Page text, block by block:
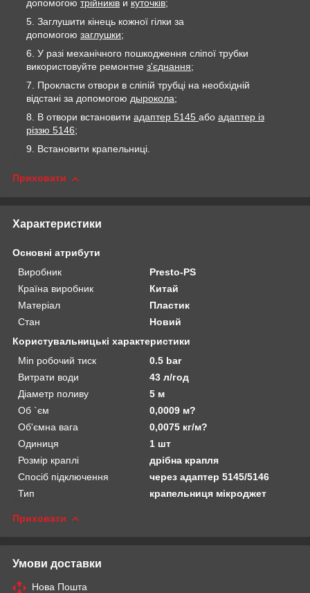
допомогою трійників и куточків;
Заглушити кінець кожної гілки за
допомогою заглушки;
У разі механічного пошкодження сліпої трубки
використовуйте ремонтне з'єднання;
Прокласти отвори в сліпій трубці на необхідній
відстані за допомогою дырокола;
В отвори встановити адаптер 5145 або адаптер із
різзю 5146;
Встановити крапельниці.
Приховати
Характеристики
Основні атрибути
Виробник
Presto-PS
Країна виробник
Китай
Матеріал
Пластик
Стан
Новий
Користувальницькі характеристики
Min робочий тиск
0.5 bar
Витрати води
43 л/год
Діаметр поливу
5 м
Об `єм
0,0009 м?
Об'ємна вага
0,0075 кг/м?
Одиниця
1 шт
Розмір краплі
дрібна крапля
Спосіб підключення
через адаптер 5145/5146
Тип
крапельниця мікроджет
Приховати
Умови доставки
Нова Пошта